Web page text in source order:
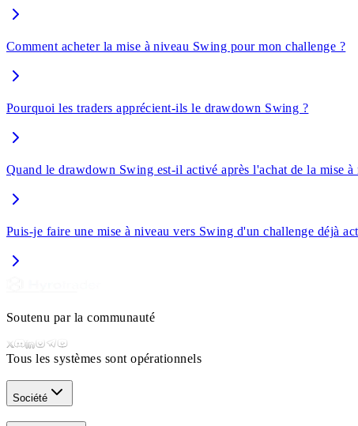
Comment acheter la mise à niveau Swing pour mon challenge ?
Pourquoi les traders apprécient-ils le drawdown Swing ?
Quand le drawdown Swing est-il activé après l'achat de la mise à
Puis-je faire une mise à niveau vers Swing d'un challenge déjà
Soutenu par la communauté
Tous les systèmes sont opérationnels
Société